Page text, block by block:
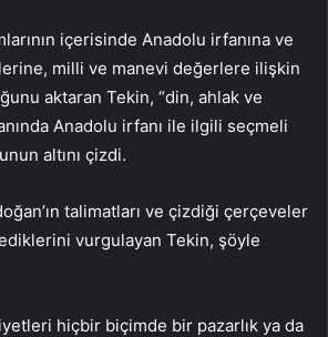
içerisinde Anadolu irfanına ve
milli ve manevi değerlere ilişkin
aktaran Tekin, “din, ahlak ve
Anadolu irfanı ile ilgili seçmeli
altını çizdi.
talimatları ve çizdiği çerçeveler
vurgulayan Tekin, şöyle
hiçbir biçimde bir pazarlık ya da